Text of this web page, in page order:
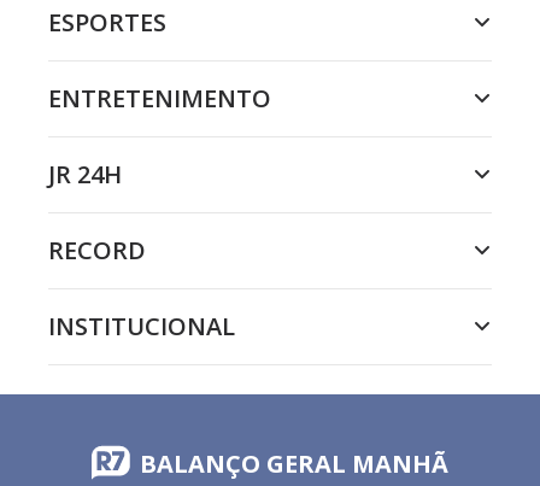
ESPORTES
ENTRETENIMENTO
JR 24H
RECORD
INSTITUCIONAL
BALANÇO GERAL MANHÃ